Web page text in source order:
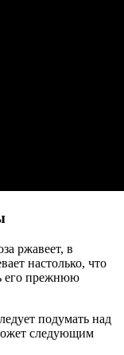
ржавеет, в
настолько, что
его прежнюю
подумать над
следующим